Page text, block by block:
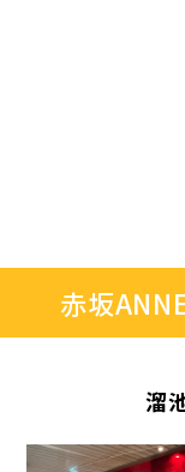
赤坂
溜